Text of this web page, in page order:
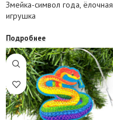
Змейка-символ года, ёлочная
игрушка
Подробнее